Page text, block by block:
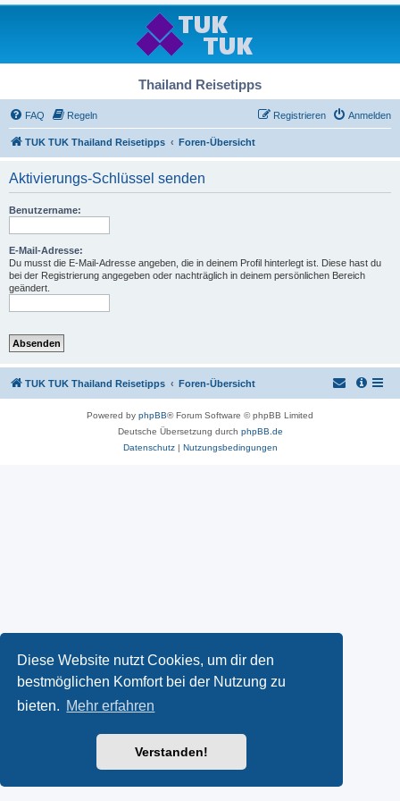
Diese Website nutzt Cookies, um dir den
bestmöglichen Komfort bei der Nutzung zu
bieten. Mehr erfahren
Verstanden!
Thailand Reisetipps
FAQ Regeln Anmelden
Registrieren
TUK TUK Thailand Reisetipps Foren-Übersicht
Aktivierungs-Schlüssel senden
Benutzername:
E-Mail-Adresse:
Du musst die E-Mail-Adresse angeben, die in deinem Profil hinterlegt ist. Diese hast du
bei der Registrierung angegeben oder nachträglich in deinem persönlichen Bereich
geändert.
TUK TUK Thailand Reisetipps Foren-Übersicht
Powered by phpBB® Forum Software © phpBB Limited
Deutsche Übersetzung durch phpBB.de
Datenschutz| Nutzungsbedingungen